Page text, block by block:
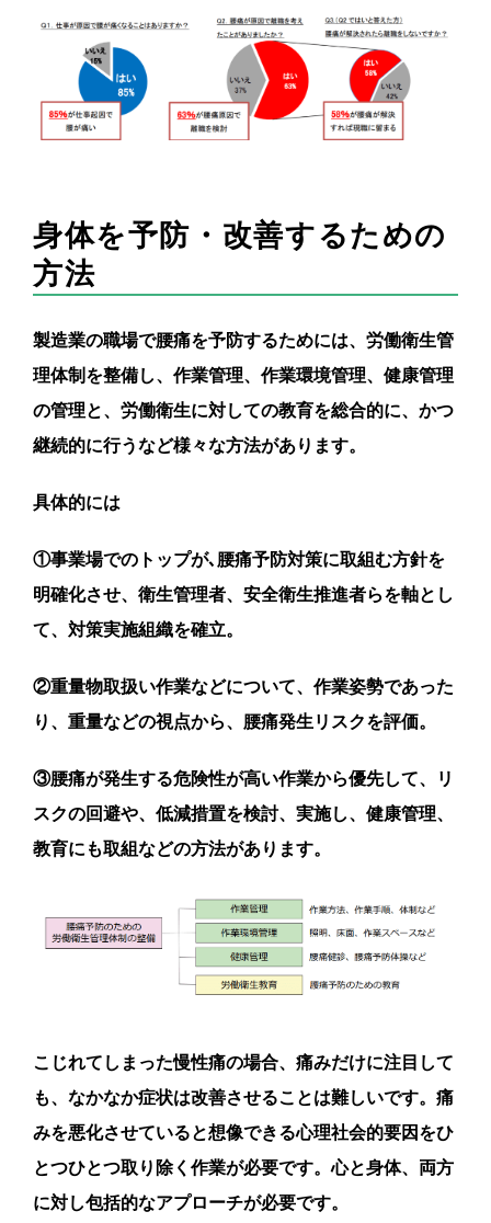
身体を予防・改善するための
方法
製造業の職場で腰痛を予防するためには、労働衛生管
理体制を整備し、作業管理、作業環境管理、健康管理
の管理と、労働衛生に対しての教育を総合的に、かつ
継続的に行うなど様々な方法があります。
具体的には
①事業場でのトップが､腰痛予防対策に取組む方針を
明確化させ、衛生管理者、安全衛生推進者らを軸とし
て、対策実施組織を確立。
②重量物取扱い作業などについて、作業姿勢であった
り、重量などの視点から、腰痛発生リスクを評価。
③腰痛が発生する危険性が高い作業から優先して、リ
スクの回避や、低減措置を検討、実施し、健康管理、
教育にも取組などの方法があります。
こじれてしまった慢性痛の場合、痛みだけに注目して
も、なかなか症状は改善させることは難しいです。痛
みを悪化させていると想像できる心理社会的要因をひ
とつひとつ取り除く作業が必要です。心と身体、両方
に対し包括的なアプローチが必要です。